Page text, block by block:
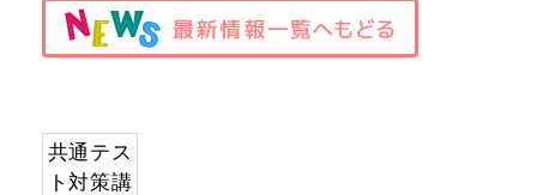
共通テス
ト対策講